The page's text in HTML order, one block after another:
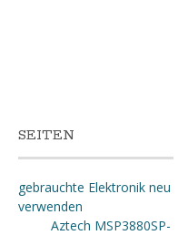
SEITEN
gebrauchte Elektronik neu
verwenden
Aztech MSP3880SP-